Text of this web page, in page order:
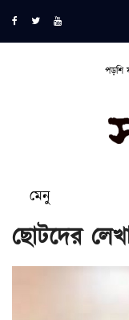
পড়শি
মেনু
ছোটদের